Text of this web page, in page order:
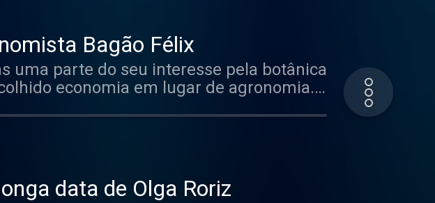
Bagão Félix
uma parte do seu interesse pela botânica
economia em lugar de agronomia.
busca da curiosidade” que
cada planta na Natureza. Como no
data de Olga Roriz